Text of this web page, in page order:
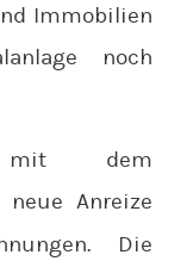
Immobilien
noch
dem
Anreize
Die